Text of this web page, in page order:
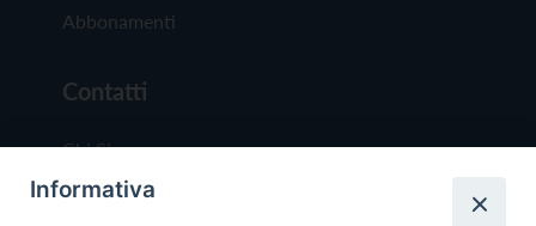
Abbonamenti
Contatti
Chi Siamo
Redazione
Informativa